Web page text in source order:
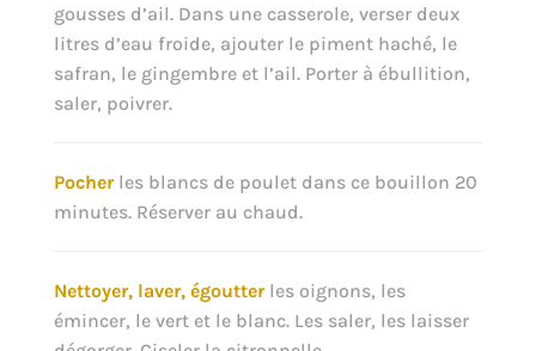
gousses d’ail. Dans une casserole, verser deux
litres d’eau froide, ajouter le piment haché, le
safran, le gingembre et l’ail. Porter à ébullition,
saler, poivrer.
Pocherles blancs de poulet dans ce bouillon 20
minutes. Réserver au chaud.
Nettoyer, laver, égoutterles oignons, les
émincer, le vert et le blanc. Les saler, les laisser